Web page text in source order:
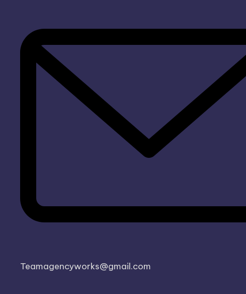
Teamagencyworks@gmail.com